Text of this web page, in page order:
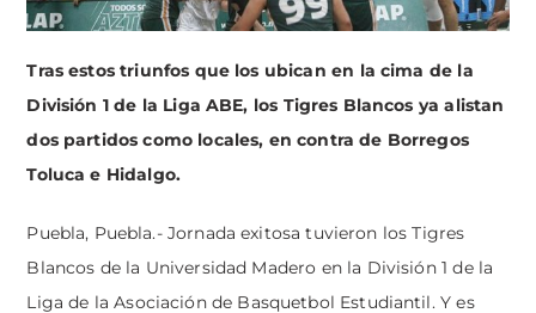
Tras estos triunfos que los ubican en la cima de la
División 1 de la Liga ABE, los Tigres Blancos ya alistan
dos partidos como locales, en contra de Borregos
Toluca e Hidalgo.
Puebla, Puebla.- Jornada exitosa tuvieron los Tigres
Blancos de la Universidad Madero en la División 1 de la
Liga de la Asociación de Basquetbol Estudiantil. Y es